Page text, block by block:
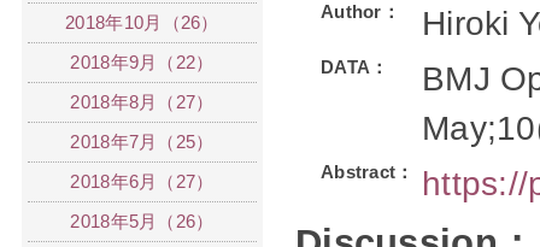
Author： Hiroki
DATA：
BMJ
Abstract： https://
2018年10月（26）
2018年9月（22）
2018年8月（27）
2018年7月（25）
2018年6月（27）
2018年5月（26）